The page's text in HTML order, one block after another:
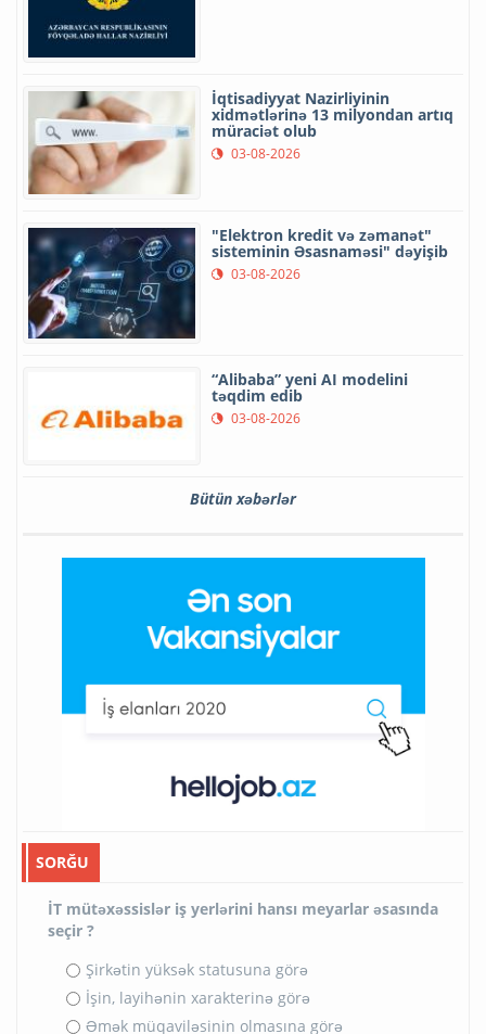
İqtisadiyyat Nazirliyinin
xidmətlərinə 13 milyondan artıq
müraciət olub
03-08-2026
"Elektron kredit və zəmanət"
sisteminin Əsasnaməsi" dəyişib
03-08-2026
“Alibaba” yeni AI modelini
təqdim edib
03-08-2026
Bütün xəbərlər
SORĞU
İT mütəxəssislər iş yerlərini hansı meyarlar əsasında
seçir ?
Şirkətin yüksək statusuna görə
İşin, layihənin xarakterinə görə
Əmək müqaviləsinin olmasına görə